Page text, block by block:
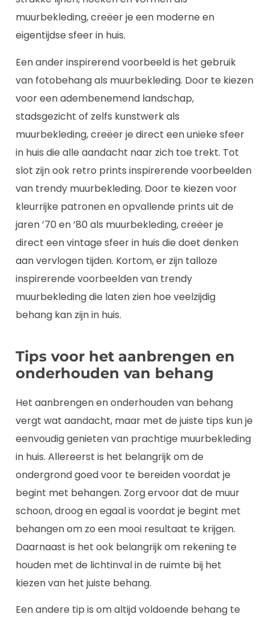
muurbekleding, creëer je een moderne en
eigentijdse sfeer in huis.
Een ander inspirerend voorbeeld is het gebruik
van fotobehang als muurbekleding. Door te kiezen
voor een adembenemend landschap,
stadsgezicht of zelfs kunstwerk als
muurbekleding, creëer je direct een unieke sfeer
in huis die alle aandacht naar zich toe trekt. Tot
slot zijn ook retro prints inspirerende voorbeelden
van trendy muurbekleding. Door te kiezen voor
kleurrijke patronen en opvallende prints uit de
jaren ’70 en ’80 als muurbekleding, creëer je
direct een vintage sfeer in huis die doet denken
aan vervlogen tijden. Kortom, er zijn talloze
inspirerende voorbeelden van trendy
muurbekleding die laten zien hoe veelzijdig
behang kan zijn in huis.
Tips voor het aanbrengen en
onderhouden van behang
Het aanbrengen en onderhouden van behang
vergt wat aandacht, maar met de juiste tips kun je
eenvoudig genieten van prachtige muurbekleding
in huis. Allereerst is het belangrijk om de
ondergrond goed voor te bereiden voordat je
begint met behangen. Zorg ervoor dat de muur
schoon, droog en egaal is voordat je begint met
behangen om zo een mooi resultaat te krijgen.
Daarnaast is het ook belangrijk om rekening te
houden met de lichtinval in de ruimte bij het
kiezen van het juiste behang.
Een andere tip is om altijd voldoende behang te